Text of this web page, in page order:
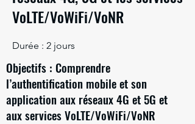
VoLTE/VoWiFi/VoNR
Durée : 2 jours
Objectifs : Comprendre
l’authentification mobile et son
application aux réseaux 4G et 5G et
aux services VoLTE/VoWiFi/VoNR